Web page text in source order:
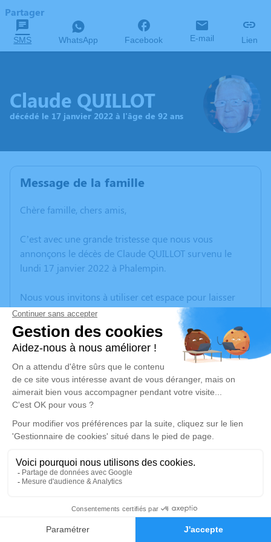
Faire-part Hommages
Partager
SMS WhatsApp Facebook E-mail Lien
Claude QUILLOT
décédé le 17 janvier 2022 à l'âge de 92 ans
Message de la famille
Chère famille, chers amis,
C’est avec une grande tristesse que nous vous
annonçons le décès de Claude QUILLOT survenu le
lundi 17 janvier 2022 à Phalempin.
Nous vous invitons à utiliser cet espace pour laisser
vos condoléances, partager des photos souvenirs, une
anecdote ou exprimer vos pensées à travers des
poèmes ou des textes. Cet endroit est un lieu
d'expression dédié à honorer la mémoire de Claude
QUILLOT.
Un service de plantation d’arbre hommage est
disponible ici.
Je rends hommage
Cérémonie religieuse
Église Saint Christophe de Phalempin
59133 Phalempin